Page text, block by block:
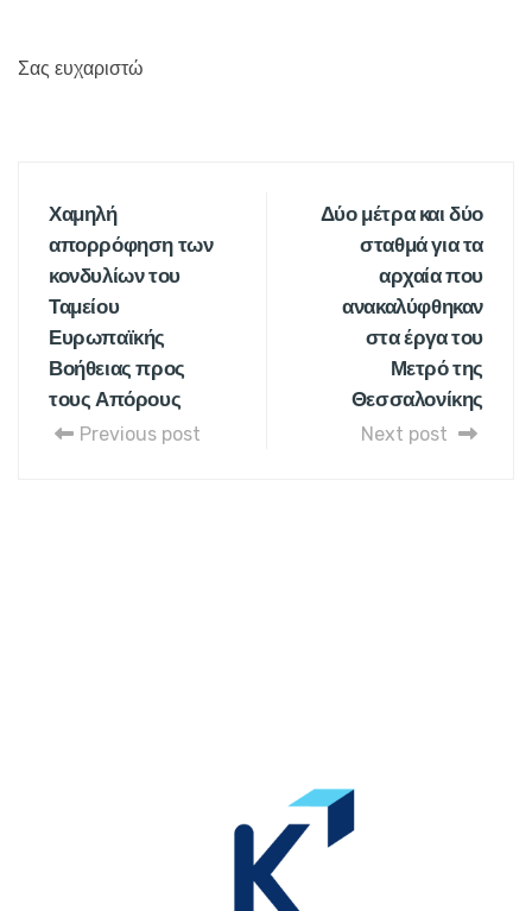
Σας ευχαριστώ
Χαμηλή
απορρόφηση των
κονδυλίων του
Ταμείου
Ευρωπαϊκής
Βοήθειας προς
τους Απόρους
Previous post
Δύο μέτρα και δύο
σταθμά για τα
αρχαία που
ανακαλύφθηκαν
στα έργα του
Μετρό της
Θεσσαλονίκης
Next post